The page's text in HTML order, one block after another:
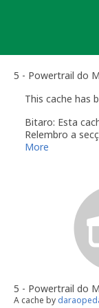
5 - Powertrail do
This cache has
Bitaro: Esta
Relembro a
"Precisa
geocache
do qual
A região
geocacher
habilitado
sobretudo
distante de
Por causa
More
5 - Powertrail do
A cache by